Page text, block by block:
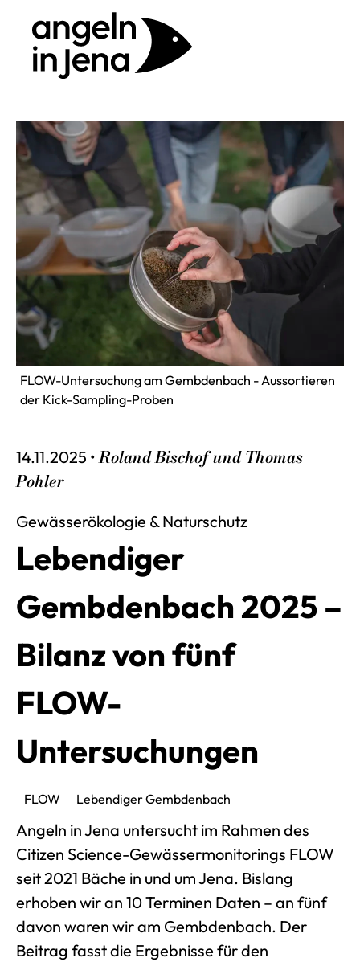
FLOW-Untersuchung am Gembdenbach - Aussortieren
der Kick-Sampling-Proben
14.11.2025 •Roland Bischof und Thomas
PohlerVeröffentlich am 14. November 2025 by
Gewässerökologie & Naturschutz
Lebendiger
Gembdenbach 2025 –
Bilanz von fünf
FLOW-
Untersuchungen
FLOW Lebendiger Gembdenbach
Angeln in Jena untersucht im Rahmen des
Citizen Science-Gewässermonitorings FLOW
seit 2021 Bäche in und um Jena. Bislang
erhoben wir an 10 Terminen Daten – an fünf
davon waren wir am Gembdenbach. Der
Beitrag fasst die Ergebnisse für den